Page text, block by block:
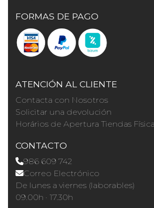
FORMAS DE PAGO
ATENCIÓN AL CLIENTE
Contacta con Nosotros
Solicitar una devolución
Horários de Apertura Tiendas
CONTACTO
986 609 742
Correo Electrónico
De lunes a viernes (laborables)
09.00h · 17.30h